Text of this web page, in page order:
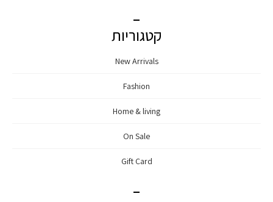
קטגוריות
New Arrivals
Fashion
Home & living
On Sale
Gift Card